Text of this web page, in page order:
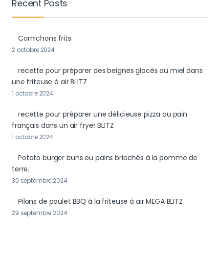
Recent Posts
Cornichons frits
2 octobre 2024
recette pour préparer des beignes glacés au miel dans
une friteuse à air BLITZ
1 octobre 2024
recette pour préparer une délicieuse pizza au pain
français dans un air fryer BLITZ
1 octobre 2024
Potato burger buns ou pains briochés à la pomme de
terre.
30 septembre 2024
Pilons de poulet BBQ à la friteuse à air MEGA BLITZ
29 septembre 2024